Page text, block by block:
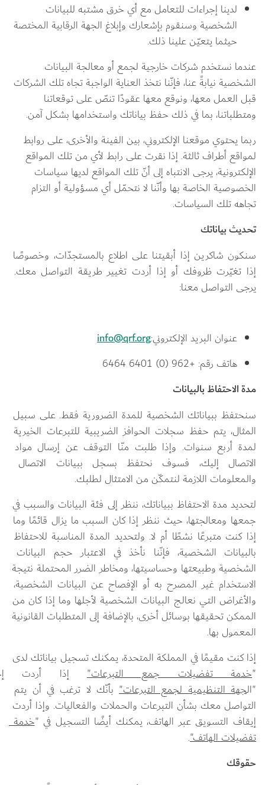
لدينا إجراءات للتعامل مع أي خرق مشتبه للبيانات
الشخصية وسنقوم بإشعارك وإبلاغ الجهة الرقابية المختصة
حيثما يتعيّن علينا ذلك.
عندما نستخدم شركات خارجية لجمع أو معالجة البيانات
الشخصية نيابةً عنا، فإنّنا نتخذ العناية الواجبة تجاه تلك الشركات
قبل العمل معها، ونوقع معها عقودًا تنصّ على توقعاتنا
ومتطلباتنا، بما في ذلك حفظ بياناتك واستخدامها بشكل آمن.
ربما يحتوي موقعنا الإلكتروني، بين الفينة والأخرى، على روابط
لمواقع أطراف ثالثة. إذا نقرت على رابط لأي من تلك المواقع
الإلكترونية، يرجى الانتباه إلى أنّ تلك المواقع لديها سياسات
الخصوصية الخاصة بها وأنّنا لا نتحمّل أي مسؤولية أو التزام
تجاهه تلك السياسات.
تحديث بياناتك
سنكون شاكرين إذا أبقيتنا على اطلاع بالمستجدّات، وخصوصًا
إذا تغيّرت ظروفك أو إذا أردت تغيير طريقة التواصل معك.
يرجى التواصل معنا:
عنوان البريد الإلكتروني:info@qrf.org
هاتف رقم: +962 (0) 6401 6464
مدة الاحتفاظ بالبيانات
سنحتفظ ببياناتك الشخصية للمدة الضرورية فقط. على سبيل
المثال، يتم حفظ سجلات الحوافز الضريبية للتبرعات الخيرية
لمدة أربع سنوات. وإذا طلبت منّا التوقف عن إرسال مواد
الاتصال إليك، فسوف نحتفظ بسجل ببيانات الاتصال
والمعلومات اللازمة لنتمكّن من الامتثال لطلبك.
لتحديد مدة الاحتفاظ ببياناتك، ننظر إلى فئة البيانات والسبب في
جمعها ومعالجتها، حيث ننظر إذا كان السبب ما يزال قائمًا وما
إذا كنت متبرعًا نشطًا أم لا. ولتحديد المدة المناسبة للاحتفاظ
بالبيانات الشخصية، فإنّنا نأخذ في الاعتبار حجم البيانات
الشخصية وطبيعتها وحساسيتها، ومخاطر الضرر المحتملة نتيجة
الاستخدام غير المصرح به أو الإفصاح عن البيانات الشخصية،
والأغراض التي نعالج البيانات الشخصية لأجلها وما إذا كان من
الممكن تحقيقها بوسائل أخرى، بالإضافة إلى المتطلبات القانونية
المعمول بها.
إذا كنت مقيمًا في المملكة المتحدة، يمكنك تسجيل بياناتك لدى
"خدمة تفضيلات جمع التبرعات" إذا أردت
"الجهة التنظيمية لجمع التبرعات" بأنّك لا ترغب في أن يتم
التواصل معك بشأن التبرعات والحملات والفعاليات. وإذا أردت
إيقاف التسويق عبر الهاتف، يمكنك أيضًا التسجيل في "خدمة
تفضيلات الهاتف".
حقوقك